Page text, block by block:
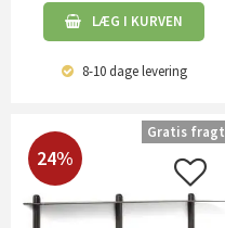
LÆG I KURVEN
8-10 dagelevering
24%
Gratis fragt